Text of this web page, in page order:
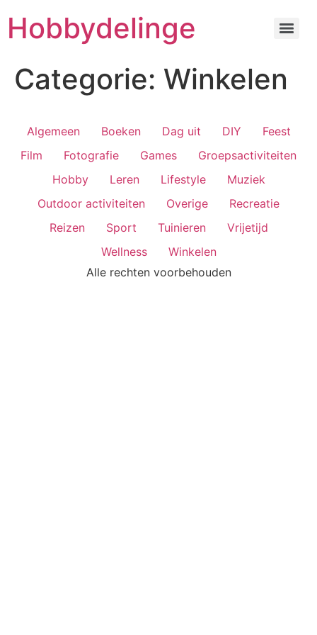
Hobbydelinge
Categorie: Winkelen
Algemeen Boeken Dag uit DIY
Feest
Film
Fotografie Games
Groepsactiviteiten
Hobby
Leren Lifestyle
Muziek
Outdoor activiteiten
Overige
Recreatie
Reizen
Sport Tuinieren
Vrijetijd
Wellness
Winkelen
Alle rechten voorbehouden